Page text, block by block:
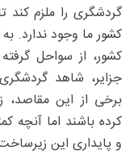
گردشگری را ملزم کند
کشور ما وجود ندارد.
کشور، از سواحل
جزایر، شاهد
برخی از این
کرده باشند اما آنچه
و پایداری این